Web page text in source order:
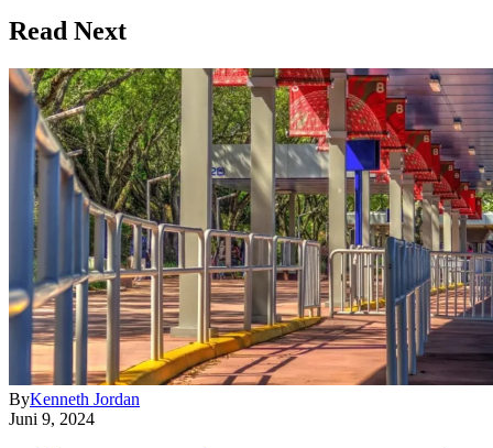
Read Next
ByKenneth Jordan
Juni 9, 2024